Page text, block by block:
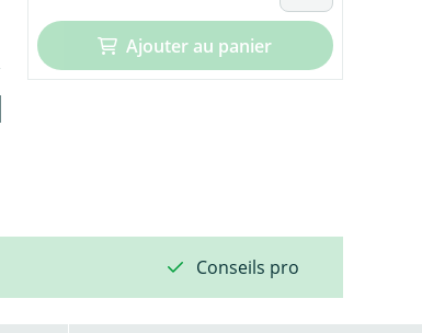
Ajouter au panier
Conseils pro